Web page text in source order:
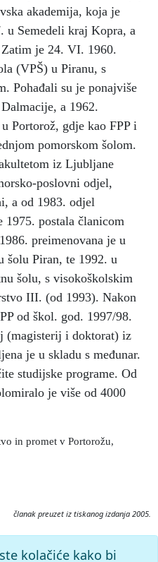
akademija, koja je
u Semedeli kraj Kopra, a
je 24. VI. 1960.
(VPŠ) u Piranu, s
Pohađali su je ponajviše
a 1962.
Portorož, gdje kao FPP i
pomorskom šolom.
iz Ljubljane
poslovni odjel,
a od 1983. odjel
postala članicom
preimenovana je u
šolu Piran, te 1992. u
šolu, s visokoškolskim
III. (od 1993). Nakon
od škol. god. 1997/98.
(magisterij i doktorat) iz
je u skladu s međunar.
studijske programe. Od
je više od 4000
in promet v Portorožu,
članak preuzet iz tiskanog izdanja 2005.
(FPP).Istarska enciklopedija
kolačiće kako bi